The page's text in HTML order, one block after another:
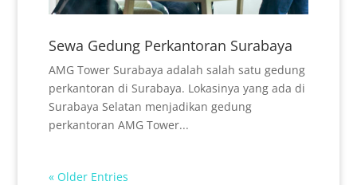
Sewa Gedung Perkantoran Surabaya
AMG Tower Surabaya adalah salah satu gedung
perkantoran di Surabaya. Lokasinya yang ada di
Surabaya Selatan menjadikan gedung
perkantoran AMG Tower...
« Older Entries